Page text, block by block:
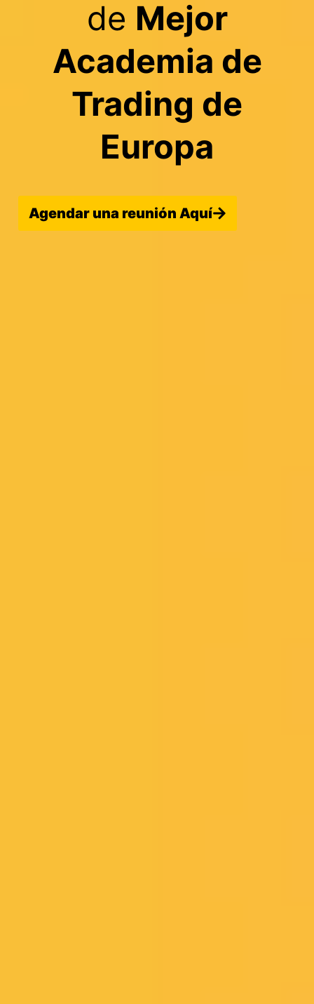
de Mejor
Academia de
Trading de
Europa
Agendar una reunión Aquí